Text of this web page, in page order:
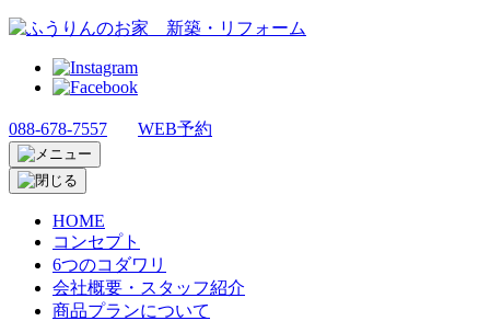
088-678-7557 WEB予約
HOME
コンセプト
6つのコダワリ
会社概要・スタッフ紹介
商品プランについて